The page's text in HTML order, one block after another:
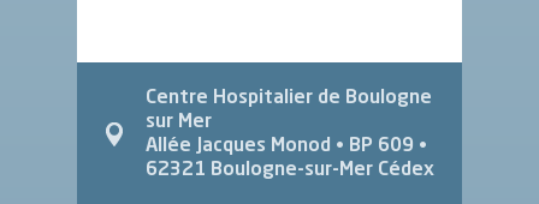
Centre Hospitalier de Boulogne
sur Mer
Allée Jacques Monod • BP 609 •
62321 Boulogne-sur-Mer Cédex